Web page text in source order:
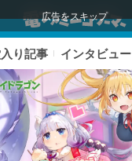
広告をスキップ
り記事 インタビュー